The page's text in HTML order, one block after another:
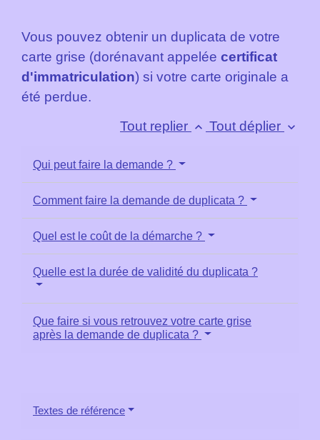
Vous pouvez obtenir un duplicata de votre
carte grise (dorénavant appelée certificat
d'immatriculation) si votre carte originale a
été perdue.
Tout replier keyboard_arrow_up Tout déplier keyboard_arrow_down
Qui peut faire la demande ?
Comment faire la demande de duplicata ?
Quel est le coût de la démarche ?
Quelle est la durée de validité du duplicata ?
Que faire si vous retrouvez votre carte grise
après la demande de duplicata ?
Textes de référence